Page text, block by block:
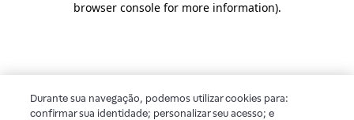
browser console for more information).
Durante sua navegação, podemos utilizar cookies para:
confirmar sua identidade; personalizar seu acesso; e